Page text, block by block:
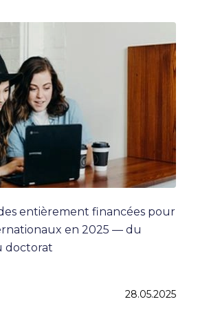
entièrement financées pour
en 2025 — du
doctorat
28.05.2025